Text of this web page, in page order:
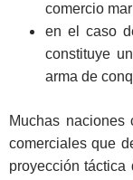
comercio
en el caso
constituye
arma de
Muchas naciones
comerciales que
proyección